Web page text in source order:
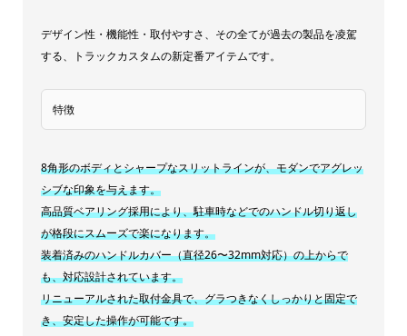
ブ
ラ
ッ
ル
ー
パ
ー
プ
ル
グ
デザイン性・機能性・取付やすさ、その全てが過去の製品を凌駕
する、トラックカスタムの新定番アイテムです。
特徴
8角形のボディとシャープなスリットラインが、モダンでアグレッ
シブな印象を与えます。
高品質ベアリング採用により、駐車時などでのハンドル切り返し
が格段にスムーズで楽になります。
装着済みのハンドルカバー（直径26〜32mm対応）の上からで
も、対応設計されています。
リニューアルされた取付金具で、グラつきなくしっかりと固定で
き、安定した操作が可能です。